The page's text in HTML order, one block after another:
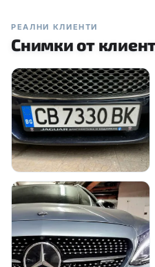
РЕАЛНИ КЛИЕНТИ
Снимки от